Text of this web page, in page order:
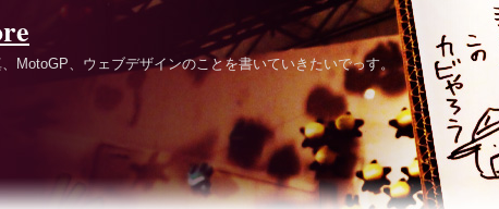
MotoGP、ウェブデザインのことを書いていきたいでっす。